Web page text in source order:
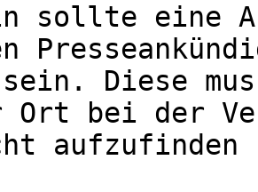
sollte eine
sein. Diese
Ort bei der
aufzufinden